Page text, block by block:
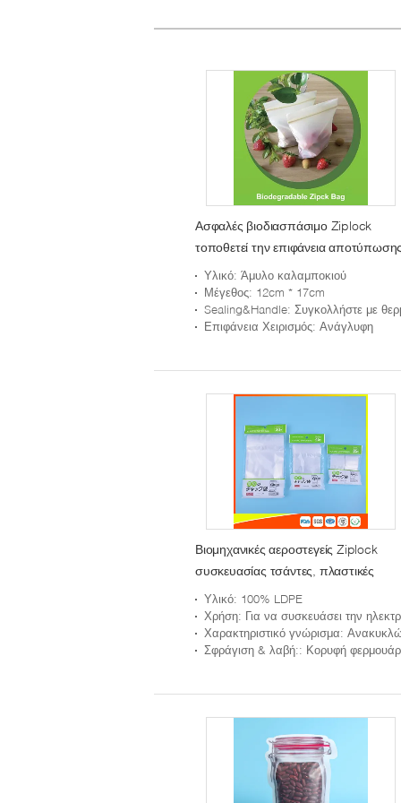
Ασφαλές βιοδιασπάσιμο Ziplock
τοποθετεί την επιφάνεια αποτύπωσης
σε ανάγλυφο σε σάκκο που χειρίζεται
12cm X 17cm μέγεθος
Υλικό: Άμυλο καλαμποκιού
Μέγεθος: 12cm * 17cm
Sealing&Handle: Συγκολλήστε με
Επιφάνεια Χειρισμός: Ανάγλυφη
Βιομηχανικές αεροστεγείς Ziplock
συσκευασίας τσάντες, πλαστικές
στενές πλαστικές τσάντες φερμουάρ
ανακυκλώσιμες
Υλικό: 100% LDPE
Χρήση: Για να συσκευάσει την ηλεκτρονική και τα ηλεκτρονικά στοιχεία, το νόμισμα,
Χαρακτηριστικό γνώρισμα:
Σφράγιση & λαβή:: Κορυφή φερμουάρ